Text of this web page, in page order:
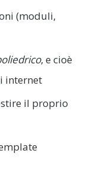
(moduli,
, e cioè
internet
il proprio